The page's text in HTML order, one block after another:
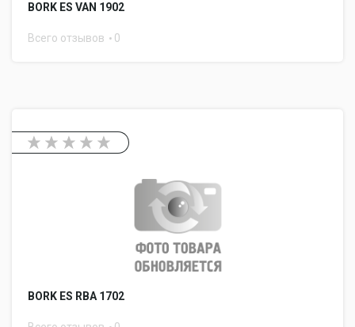
BORK ES VAN 1902
Всего отзывов 0
BORK ES RBA 1702